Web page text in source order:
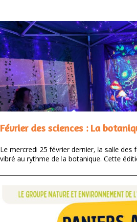
Février des sciences : La
Le mercredi 25 février dernier, la salle des
vibré au rythme de la botanique. Cette